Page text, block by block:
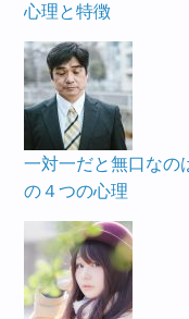
心理と特徴
一対一だと無口なの
の４つの心理